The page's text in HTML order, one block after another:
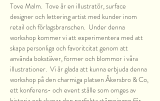
Tove Malm.  Tove är en illustratör, surface
designer och lettering artist med kunder inom
retail och förlagsbranschen.  Under denna
workshop kommer vi att experimentera med att
skapa personliga och favoritcitat genom att
använda bokstäver, former och blommor i våra
illustrationer.  Vi är glada att kunna erbjuda denna
workshop på den charmiga platsen Åkersbro & Co,
ett konferens- och event ställe som omges av